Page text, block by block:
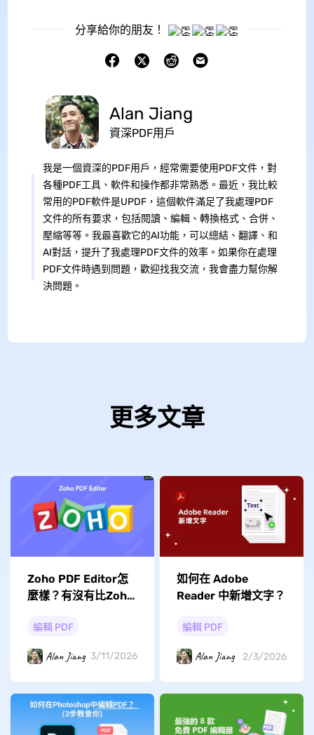
分享給你的朋友！
Alan Jiang
資深PDF用戶
我是一個資深的PDF用戶，經常需要使用PDF文件，對
各種PDF工具、軟件和操作都非常熟悉。最近，我比較
常用的PDF軟件是UPDF，這個軟件滿足了我處理PDF
文件的所有要求，包括閱讀、編輯、轉換格式、合併、
壓縮等等。我最喜歡它的AI功能，可以總結、翻譯、和
AI對話，提升了我處理PDF文件的效率。如果你在處理
PDF文件時遇到問題，歡迎找我交流，我會盡力幫你解
決問題。
更多文章
Zoho PDF Editor怎
麼樣？有沒有比Zoho
PDF編輯器？
編輯 PDF
Alan Jiang 3/11/2026
如何在 Adob​​e
Reader 中新增文字？
編輯 PDF
Alan Jiang 2/3/2026